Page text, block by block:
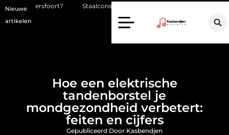
Nieuwe
artikelen
Staalconstructiebedrijf Molenschot: vakmanschap in
Hoe een elektrische
tandenborstel je
mondgezondheid verbetert:
feiten en cijfers
Gepubliceerd Door Kasbendjen